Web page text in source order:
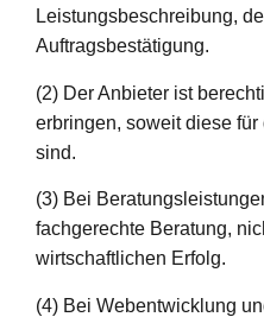
Leistungsbeschreibung,
Auftragsbestätigung.
(2) Der Anbieter ist
erbringen, soweit diese
sind.
(3) Bei
fachgerechte Beratung,
wirtschaftlichen Erfolg.
(4) Bei Webentwicklung